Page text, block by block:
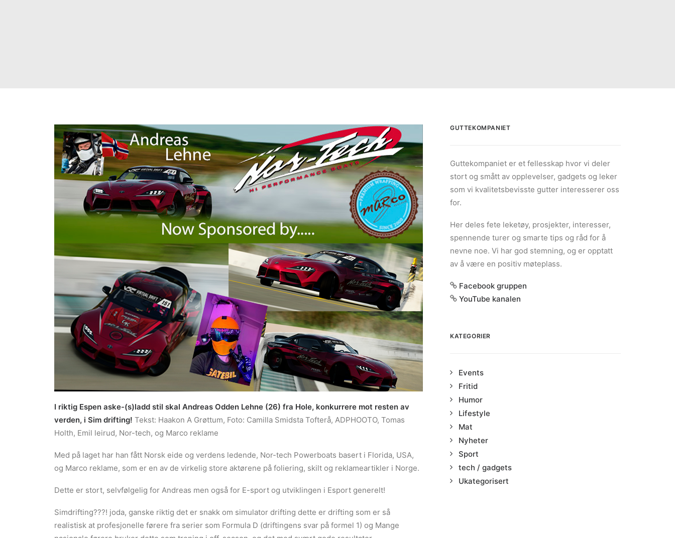
I riktig Espen aske-(s)ladd stil skal Andreas Odden Lehne (26) fra Hole, konkurrere mot resten av
verden, i Sim drifting! Tekst: Haakon A Grøttum, Foto: Camilla Smidsta Tofterå, ADPHOOTO, Tomas
Holth, Emil leirud, Nor-tech, og Marco reklame
Med på laget har han fått Norsk eide og verdens ledende, Nor-tech Powerboats basert i Florida, USA,
og Marco reklame, som er en av de virkelig store aktørene på foliering, skilt og reklameartikler i Norge.
Dette er stort, selvfølgelig for Andreas men også for E-sport og utviklingen i Esport generelt!
Simdrifting???! joda, ganske riktig det er snakk om simulator drifting dette er drifting som er så
realistisk at profesjonelle førere fra serier som Formula D (driftingens svar på formel 1) og Mange
GUTTEKOMPANIET
Guttekompaniet er et fellesskap hvor vi deler
stort og smått av opplevelser, gadgets og leker
som vi kvalitetsbevisste gutter interesserer oss
for.
Her deles fete leketøy, prosjekter, interesser,
spennende turer og smarte tips og råd for å
nevne noe. Vi har god stemning, og er opptatt
av å være en positiv møteplass.
Facebook gruppen
YouTube kanalen
KATEGORIER
Events
Fritid
Humor
Lifestyle
Mat
Nyheter
Sport
tech / gadgets
Ukategorisert